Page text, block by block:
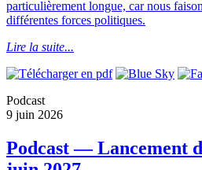
particulièrement longue, car nous
différentes forces politiques.
Lire la suite...
Podcast
9 juin 2026
Podcast — Lancement